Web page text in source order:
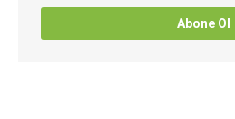
Abone Ol